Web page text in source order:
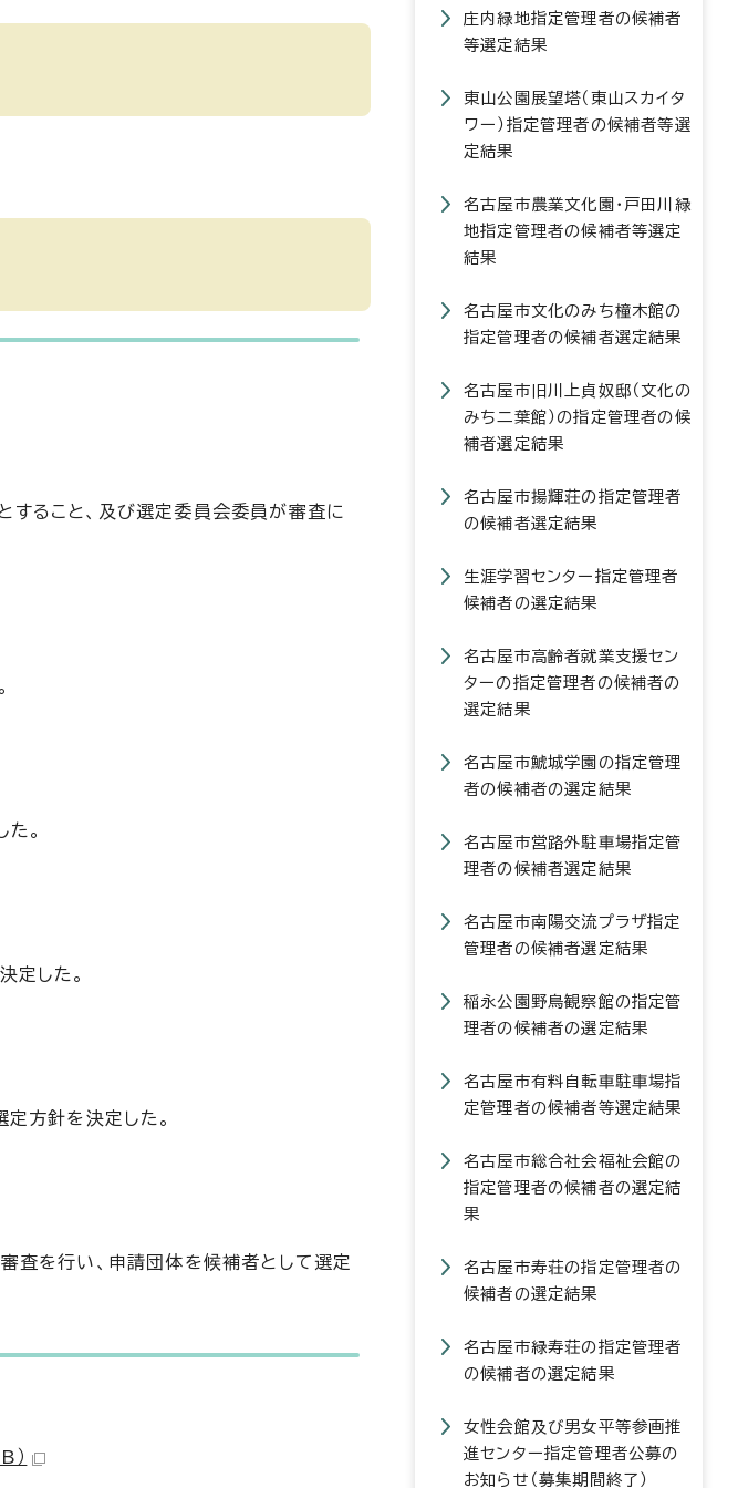
ること、及び選定委員会委員が審査に
。
定した。
方針を決定した。
査を行い、申請団体を候補者として選定
）
庄内緑地指定管理者の候補者
等選定結果
東山公園展望塔（東山スカイタ
ワー）指定管理者の候補者等選
定結果
名古屋市農業文化園・戸田川緑
地指定管理者の候補者等選定
結果
名古屋市文化のみち橦木館の
指定管理者の候補者選定結果
名古屋市旧川上貞奴邸（文化の
みち二葉館）の指定管理者の候
補者選定結果
名古屋市揚輝荘の指定管理者
の候補者選定結果
生涯学習センター指定管理者
候補者の選定結果
名古屋市高齢者就業支援セン
ターの指定管理者の候補者の
選定結果
名古屋市鯱城学園の指定管理
者の候補者の選定結果
名古屋市営路外駐車場指定管
理者の候補者選定結果
名古屋市南陽交流プラザ指定
管理者の候補者選定結果
稲永公園野鳥観察館の指定管
理者の候補者の選定結果
名古屋市有料自転車駐車場指
定管理者の候補者等選定結果
名古屋市総合社会福祉会館の
指定管理者の候補者の選定結
果
名古屋市寿荘の指定管理者の
候補者の選定結果
名古屋市緑寿荘の指定管理者
の候補者の選定結果
女性会館及び男女平等参画推
進センター指定管理者公募の
お知らせ（募集期間終了）